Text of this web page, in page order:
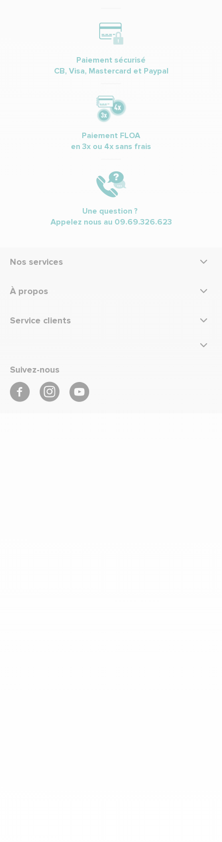
Paiement sécurisé
CB, Visa, Mastercard et Paypal
Paiement FLOA
en 3x ou 4x sans frais
Une question ?
Appelez nous au 09.69.326.623
Nos services
À propos
Service clients
Suivez-nous